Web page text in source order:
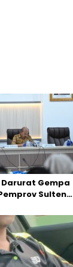
Gempa
Sulteng